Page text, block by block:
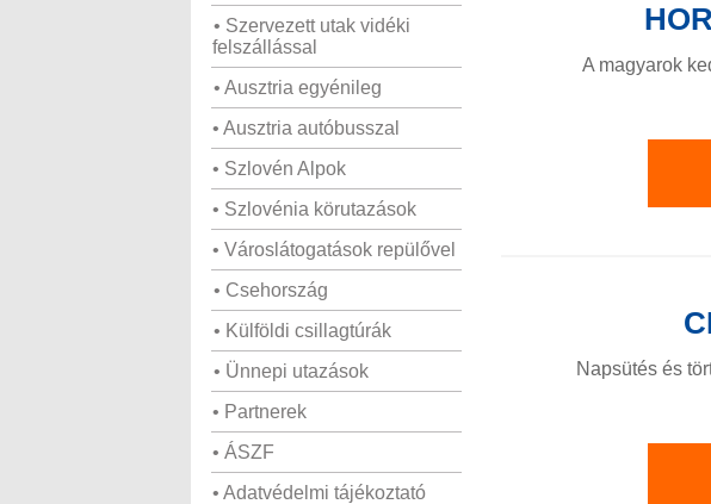
• Szervezett utak vidéki
felszállással
• Ausztria egyénileg
• Ausztria autóbusszal
• Szlovén Alpok
• Szlovénia körutazások
• Városlátogatások repülővel
• Csehország
• Külföldi csillagtúrák
• Ünnepi utazások
• Partnerek
• ÁSZF
• Adatvédelmi tájékoztató
A magyarok
Napsütés és